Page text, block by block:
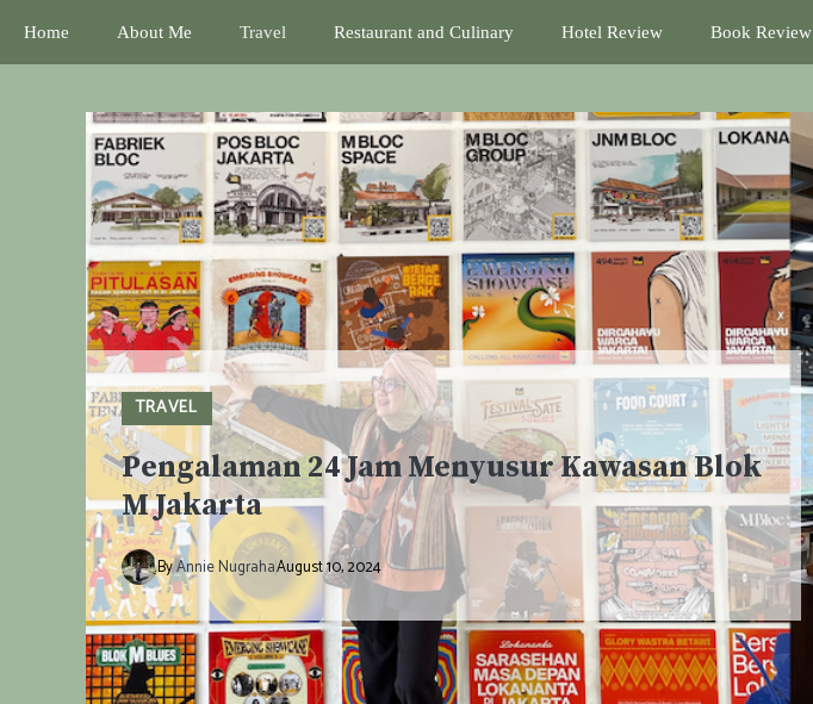
Home About Me Travel Restaurant and Culinary Hotel Review Book Review
TRAVEL
Pengalaman 24 Jam Menyusur Kawasan Blok
M Jakarta
ByAnnie NugrahaAugust 10, 2024